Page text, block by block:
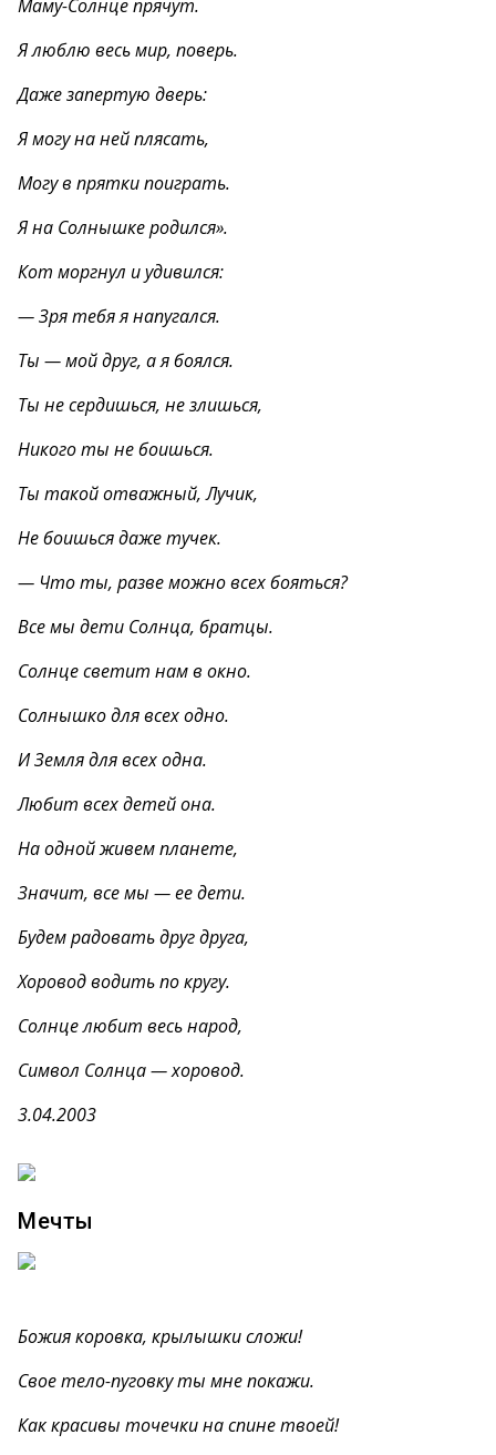
Маму-Солнце прячут.
Я люблю весь мир, поверь.
Даже запертую дверь:
Я могу на ней плясать,
Могу в прятки поиграть.
Я на Солнышке родился».
Кот моргнул и удивился:
— Зря тебя я напугался.
Ты — мой друг, а я боялся.
Ты не сердишься, не злишься,
Никого ты не боишься.
Ты такой отважный, Лучик,
Не боишься даже тучек.
— Что ты, разве можно всех бояться?
Все мы дети Солнца, братцы.
Солнце светит нам в окно.
Солнышко для всех одно.
И Земля для всех одна.
Любит всех детей она.
На одной живем планете,
Значит, все мы — ее дети.
Будем радовать друг друга,
Хоровод водить по кругу.
Солнце любит весь народ,
Символ Солнца — хоровод.
3.04.2003
Мечты
Божия коровка, крылышки сложи!
Свое тело-пуговку ты мне покажи.
Как красивы точечки на спине твоей!